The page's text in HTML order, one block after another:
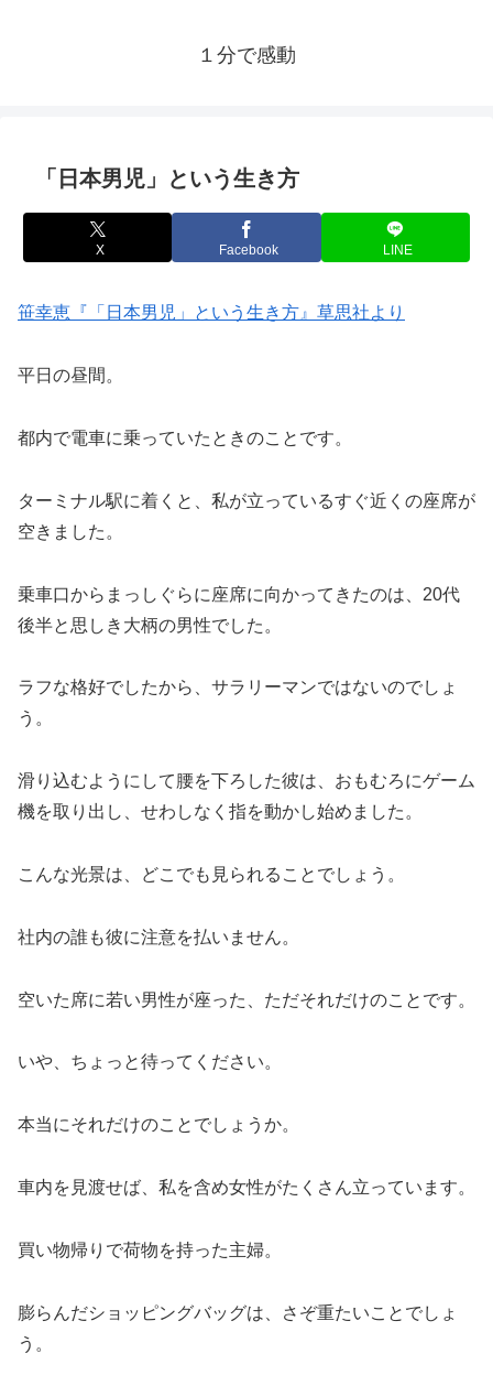
１分で感動
「日本男児」という生き方
X Facebook LINE
笹幸恵『「日本男児」という生き方』草思社より
平日の昼間。
都内で電車に乗っていたときのことです。
ターミナル駅に着くと、私が立っているすぐ近くの座席が
空きました。
乗車口からまっしぐらに座席に向かってきたのは、20代
後半と思しき大柄の男性でした。
ラフな格好でしたから、サラリーマンではないのでしょ
う。
滑り込むようにして腰を下ろした彼は、おもむろにゲーム
機を取り出し、せわしなく指を動かし始めました。
こんな光景は、どこでも見られることでしょう。
社内の誰も彼に注意を払いません。
空いた席に若い男性が座った、ただそれだけのことです。
いや、ちょっと待ってください。
本当にそれだけのことでしょうか。
車内を見渡せば、私を含め女性がたくさん立っています。
買い物帰りで荷物を持った主婦。
膨らんだショッピングバッグは、さぞ重たいことでしょ
う。